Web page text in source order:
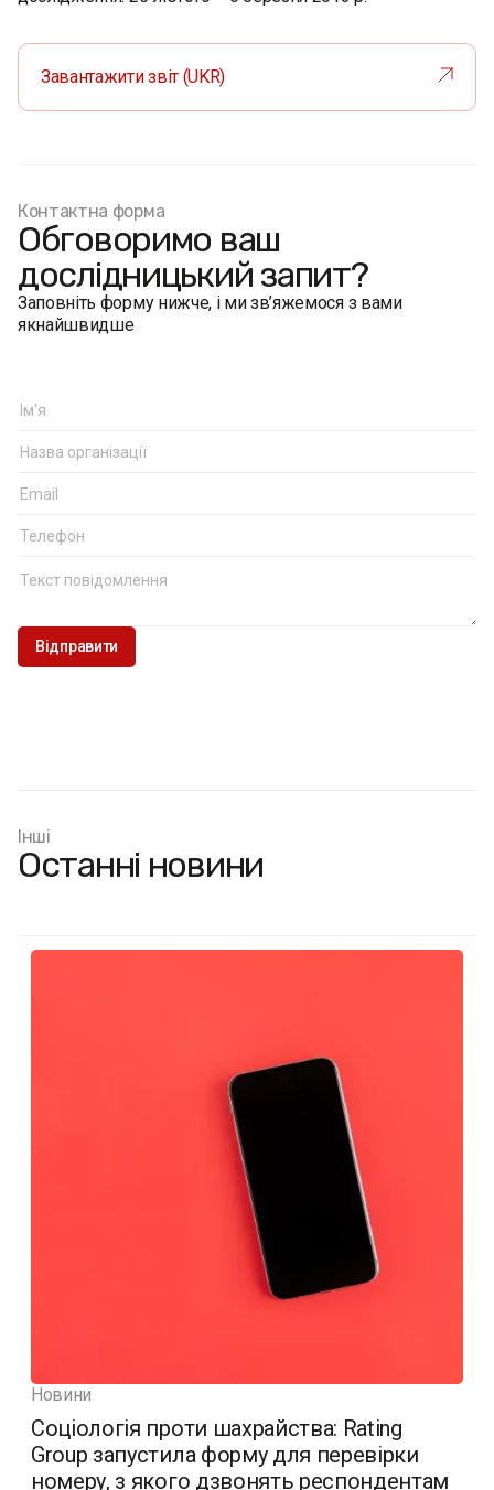
Завантажити звіт (UKR)
Контактна форма
Обговоримо ваш
дослідницький запит?
Заповніть форму нижче, і ми зв’яжемося з вами
якнайшвидше
Інші
Останні новини
Новини
Соціологія проти шахрайства: Rating
Group запустила форму для перевірки
номеру, з якого дзвонять респондентам